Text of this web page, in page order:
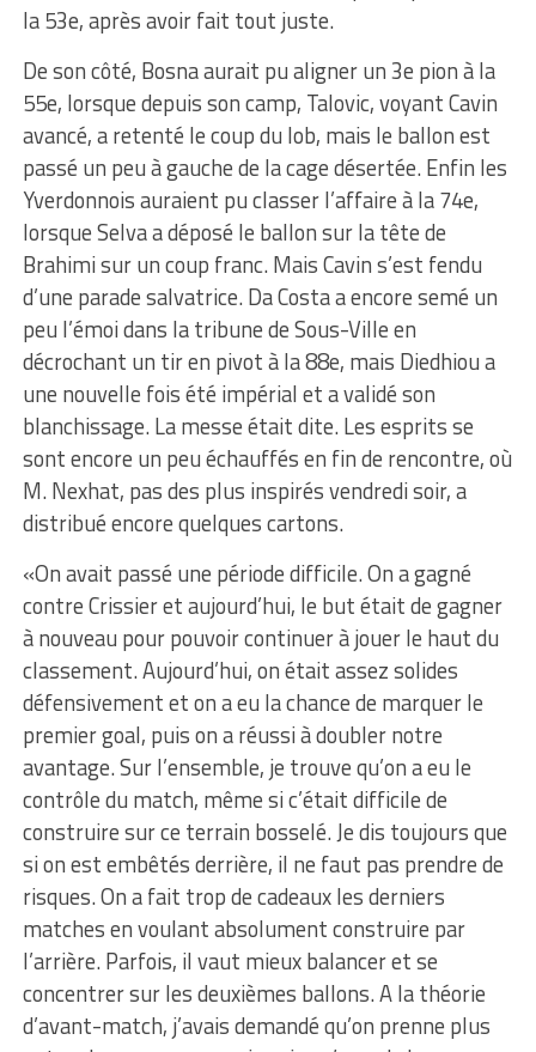
la 53e, après avoir fait tout juste.
De son côté, Bosna aurait pu aligner un 3e pion à la
55e, lorsque depuis son camp, Talovic, voyant Cavin
avancé, a retenté le coup du lob, mais le ballon est
passé un peu à gauche de la cage désertée. Enfin les
Yverdonnois auraient pu classer l’affaire à la 74e,
lorsque Selva a déposé le ballon sur la tête de
Brahimi sur un coup franc. Mais Cavin s’est fendu
d’une parade salvatrice. Da Costa a encore semé un
peu l’émoi dans la tribune de Sous-Ville en
décrochant un tir en pivot à la 88e, mais Diedhiou a
une nouvelle fois été impérial et a validé son
blanchissage. La messe était dite. Les esprits se
sont encore un peu échauffés en fin de rencontre, où
M. Nexhat, pas des plus inspirés vendredi soir, a
distribué encore quelques cartons.
«On avait passé une période difficile. On a gagné
contre Crissier et aujourd’hui, le but était de gagner
à nouveau pour pouvoir continuer à jouer le haut du
classement. Aujourd’hui, on était assez solides
défensivement et on a eu la chance de marquer le
premier goal, puis on a réussi à doubler notre
avantage. Sur l’ensemble, je trouve qu’on a eu le
contrôle du match, même si c’était difficile de
construire sur ce terrain bosselé. Je dis toujours que
si on est embêtés derrière, il ne faut pas prendre de
risques. On a fait trop de cadeaux les derniers
matches en voulant absolument construire par
l’arrière. Parfois, il vaut mieux balancer et se
concentrer sur les deuxièmes ballons. A la théorie
d’avant-match, j’avais demandé qu’on prenne plus